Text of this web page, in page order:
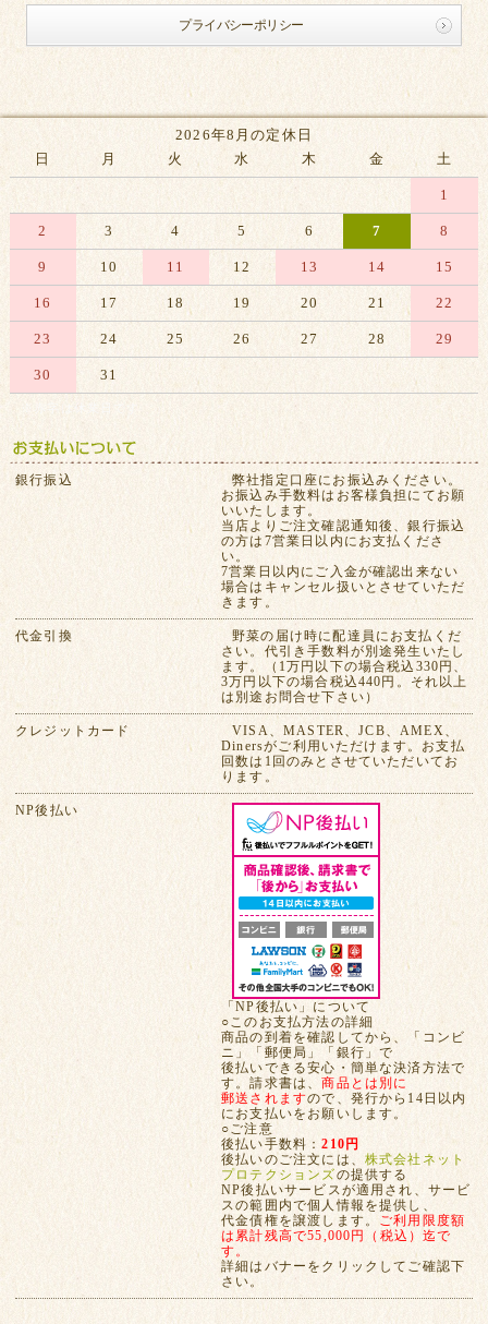
プライバシーポリシー
2026年8月の定休日
日
月 火 水 木 金 土
1
2 3 4 5 6 7 8
9 10 11 12 13 14 15
16 17 18 19 20 21 22
23 24 25 26 27 28 29
30 31
※赤字は休業日です
銀行振込
弊社指定口座にお振込みください。
お振込み手数料はお客様負担にてお願
いいたします。
当店よりご注文確認通知後、銀行振込
の方は7営業日以内にお支払くださ
い。
7営業日以内にご入金が確認出来ない
場合はキャンセル扱いとさせていただ
きます。
代金引換
野菜の届け時に配達員にお支払くだ
さい。代引き手数料が別途発生いたし
ます。（1万円以下の場合税込330円、
3万円以下の場合税込440円。それ以上
は別途お問合せ下さい）
クレジットカード
VISA、MASTER、JCB、AMEX、
Dinersがご利用いただけます。お支払
回数は1回のみとさせていただいてお
ります。
NP後払い
「NP後払い」について
○このお支払方法の詳細
商品の到着を確認してから、「コンビ
ニ」「郵便局」「銀行」で
後払いできる安心・簡単な決済方法で
す。請求書は、商品とは別に
郵送されますので、発行から14日以内
にお支払いをお願いします。
○ご注意
後払い手数料：210円
後払いのご注文には、 株式会社ネット
プロテクションズの提供する
NP後払いサービスが適用され、サービ
スの範囲内で個人情報を提供し、
代金債権を譲渡します。 ご利用限度額
は累計残高で55,000円（税込）迄で
す。
詳細はバナーをクリックしてご確認下
さい。